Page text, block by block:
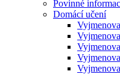
Povinné
Domácí učení